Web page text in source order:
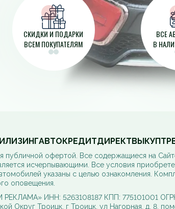
СКИДКИ И ПОДАРКИ
ВСЕМ ПОКУПАТЕЛЯМ
ВСЕ
В
ЛИЗИНГАВТОКРЕДИТДИРЕКТВЫКУП
публичной офертой. Все содержащиеся на
исчерпывающими. Все условия
указаны с целью ознакомления.
оповещения.
ИНН: 5263108187 КПП: 775101001
Округ Троицк, г Троицк, ул Нагорная, д. 8,